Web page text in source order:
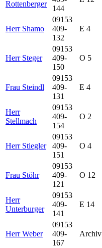
Rottenberger
144
Herr Shamo
09153
409-
132
E 4
Herr Steger
09153
409-
150
O 5
Frau Steindl
09153
409-
131
E 4
Herr
Stellmach
09153
409-
154
O 2
Herr Stiegler
09153
409-
151
O 4
Frau Stöhr
09153
409-
121
O 12
Herr
Unterburger
09153
409-
141
E 14
Herr Weber
09153
409-
167
Archiv